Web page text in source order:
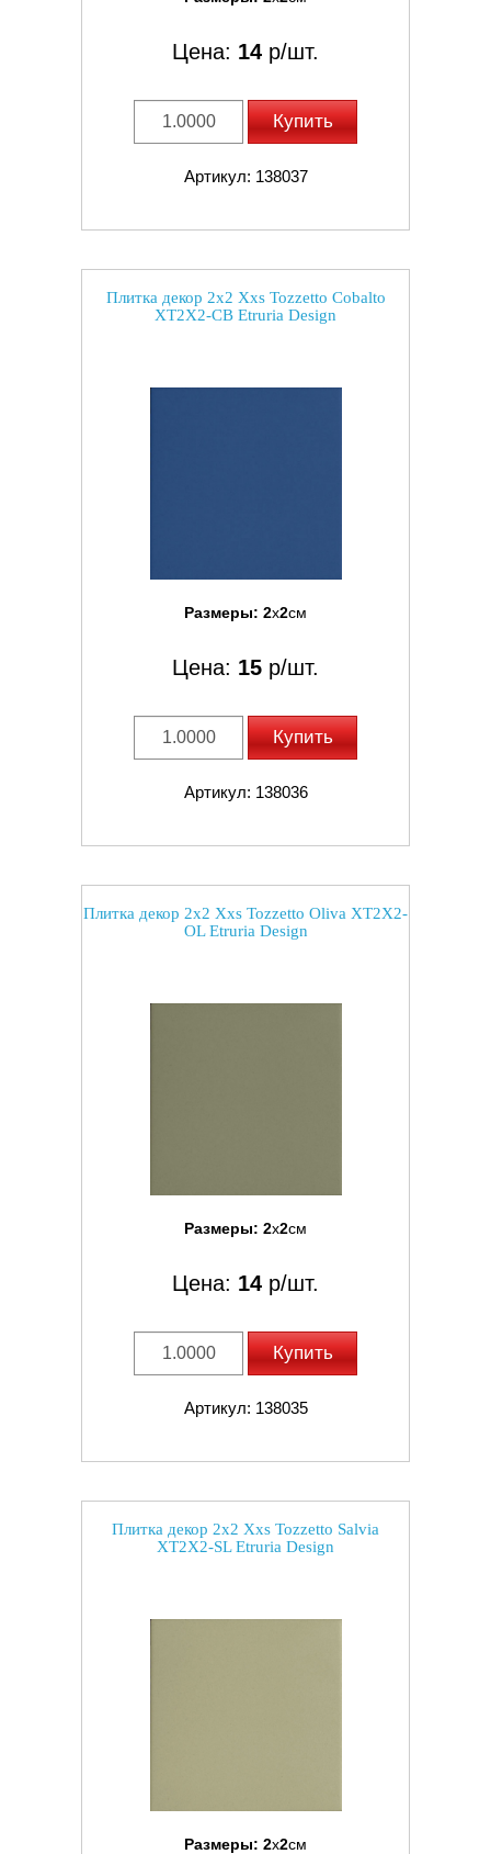
Цена: 14 р/шт.
Купить
Артикул: 138037
Плитка декор 2x2 Xxs Tozzetto Cobalto
XT2X2-CB Etruria Design
Размеры: 2x2см
Цена: 15 р/шт.
Купить
Артикул: 138036
Плитка декор 2x2 Xxs Tozzetto Oliva XT2X2-
OL Etruria Design
Размеры: 2x2см
Цена: 14 р/шт.
Купить
Артикул: 138035
Плитка декор 2x2 Xxs Tozzetto Salvia
XT2X2-SL Etruria Design
Размеры: 2x2см